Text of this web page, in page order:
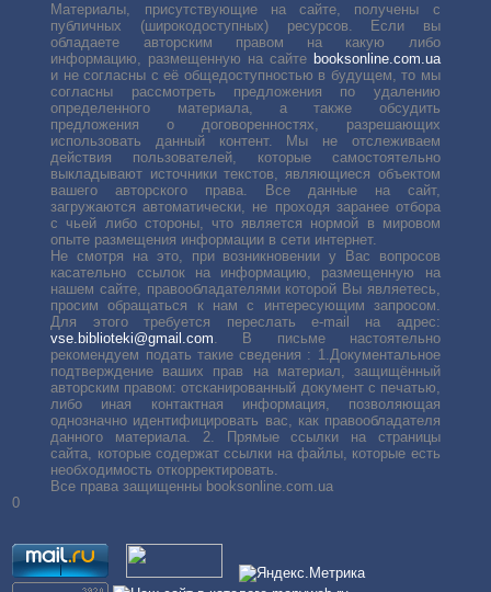
Материалы, присутствующие на сайте, получены с
публичных (широкодоступных) ресурсов. Если вы
обладаете авторским правом на какую либо
информацию, размещенную на сайте booksonline.com.ua
и не согласны с её общедоступностью в будущем, то мы
согласны рассмотреть предложения по удалению
определенного материала, а также обсудить
предложения о договоренностях, разрешающих
использовать данный контент. Мы не отслеживаем
действия пользователей, которые самостоятельно
выкладывают источники текстов, являющиеся объектом
вашего авторского права. Все данные на сайт,
загружаются автоматически, не проходя заранее отбора
с чьей либо стороны, что является нормой в мировом
опыте размещения информации в сети интернет.
Не смотря на это, при возникновении у Вас вопросов
касательно ссылок на информацию, размещенную на
нашем сайте, правообладателями которой Вы являетесь,
просим обращаться к нам с интересующим запросом.
Для этого требуется переслать е-mail на адрес:
vse.biblioteki@gmail.com. В письме настоятельно
рекомендуем подать такие сведения : 1.Документальное
подтверждение ваших прав на материал, защищённый
авторским правом: отсканированный документ с печатью,
либо иная контактная информация, позволяющая
однозначно идентифицировать вас, как правообладателя
данного материала. 2. Прямые ссылки на страницы
сайта, которые содержат ссылки на файлы, которые есть
необходимость откорректировать.
Все права защищенны booksonline.com.ua
0